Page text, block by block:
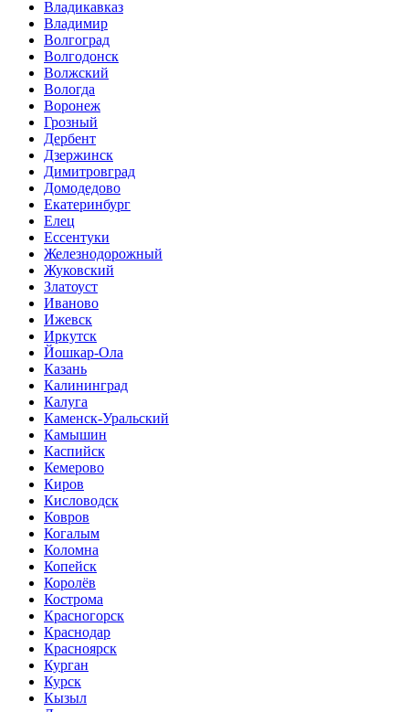
Владикавказ
Владимир
Волгоград
Волгодонск
Волжский
Вологда
Воронеж
Грозный
Дербент
Дзержинск
Димитровград
Домодедово
Екатеринбург
Елец
Ессентуки
Железнодорожный
Жуковский
Златоуст
Иваново
Ижевск
Иркутск
Йошкар-Ола
Казань
Калининград
Калуга
Каменск-Уральский
Камышин
Каспийск
Кемерово
Киров
Кисловодск
Ковров
Когалым
Коломна
Копейск
Королёв
Кострома
Красногорск
Краснодар
Красноярск
Курган
Курск
Кызыл